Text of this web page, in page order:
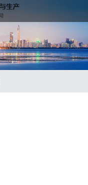
联系电话：
13335172598